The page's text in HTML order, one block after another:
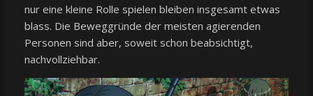
nur eine kleine Rolle spielen bleiben insgesamt etwas
blass. Die Beweggründe der meisten agierenden
Personen sind aber, soweit schon beabsichtigt,
nachvollziehbar.